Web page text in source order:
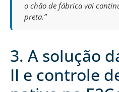
o chão de fábrica vai
preta.”
3. A solução
II e controle